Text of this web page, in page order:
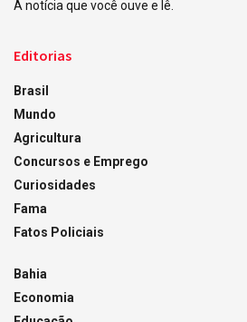
A notícia que você ouve e lê.
Editorias
Brasil
Mundo
Agricultura
Concursos e Emprego
Curiosidades
Fama
Fatos Policiais
Bahia
Economia